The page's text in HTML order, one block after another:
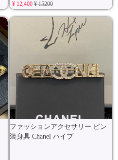
¥ 12,400¥ 15200
ファッションアクセサリー ピン
装身具 Chanel ハイブ